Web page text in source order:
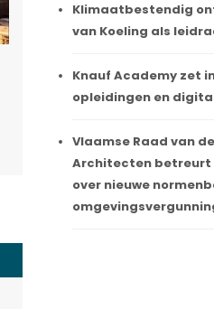
Klimaatbestendig
van Koeling als
Knauf Academy zet
opleidingen en
Vlaamse Raad van
Architecten betreurt
over nieuwe